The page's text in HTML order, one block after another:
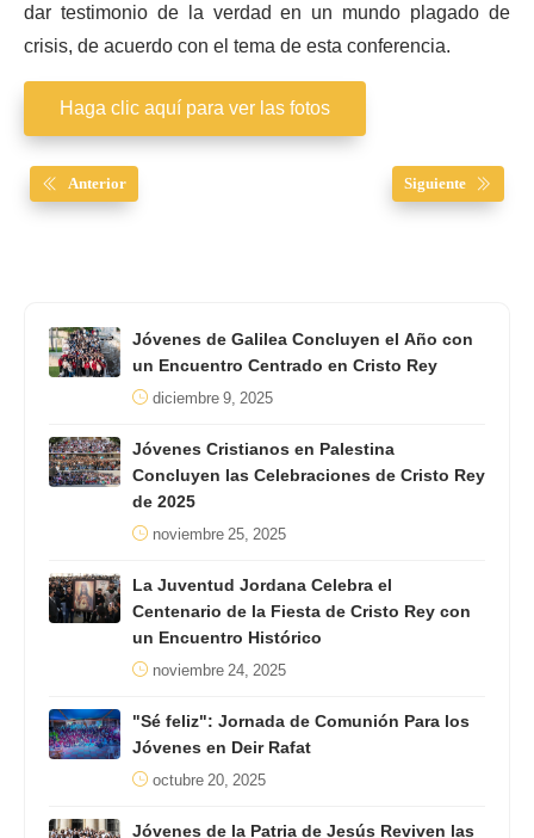
dar testimonio de la verdad en un mundo plagado de
crisis, de acuerdo con el tema de esta conferencia.
Haga clic aquí para ver las fotos
Anterior Siguiente
Jóvenes de Galilea Concluyen el Año con
un Encuentro Centrado en Cristo Rey
diciembre 9, 2025
Jóvenes Cristianos en Palestina
Concluyen las Celebraciones de Cristo Rey
de 2025
noviembre 25, 2025
La Juventud Jordana Celebra el
Centenario de la Fiesta de Cristo Rey con
un Encuentro Histórico
noviembre 24, 2025
"Sé feliz": Jornada de Comunión Para los
Jóvenes en Deir Rafat
octubre 20, 2025
Jóvenes de la Patria de Jesús Reviven las